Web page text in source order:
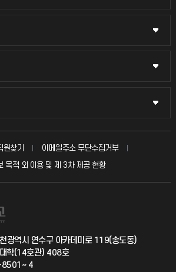
원찾기
이메일주소 무단수집거부
목적 외 이용 및 제 3차 제공 현황
광역시 연수구 아카데미로 119(송도동)
학(14호관) 408호
4